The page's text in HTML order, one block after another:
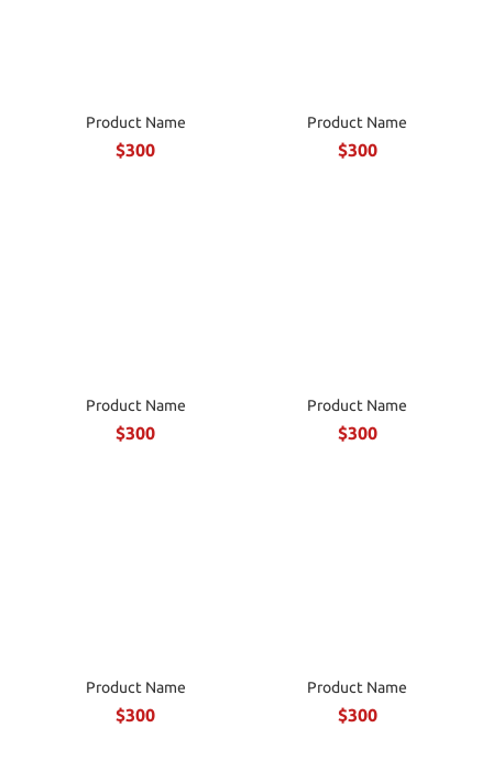
Product Name
$300
Product Name
$300
Product Name
$300
Product Name
$300
Product Name
$300
Product Name
$300